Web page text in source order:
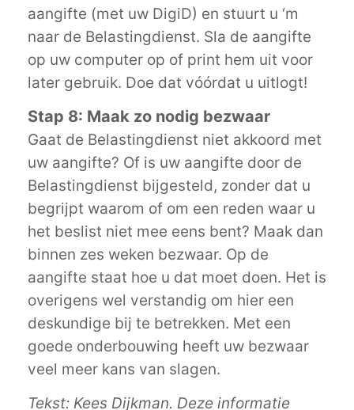
aangifte (met uw DigiD) en stuurt u ‘m
naar de Belastingdienst. Sla de aangifte
op uw computer op of print hem uit voor
later gebruik. Doe dat vóórdat u uitlogt!
Stap 8: Maak zo nodig bezwaar
Gaat de Belastingdienst niet akkoord met
uw aangifte? Of is uw aangifte door de
Belastingdienst bijgesteld, zonder dat u
begrijpt waarom of om een reden waar u
het beslist niet mee eens bent? Maak dan
binnen zes weken bezwaar. Op de
aangifte staat hoe u dat moet doen. Het is
overigens wel verstandig om hier een
deskundige bij te betrekken. Met een
goede onderbouwing heeft uw bezwaar
veel meer kans van slagen.
Tekst: Kees Dijkman. Deze informatie